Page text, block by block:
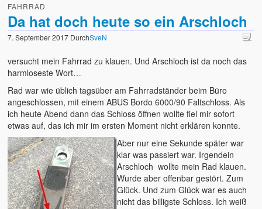
2020 – Deutschland
2019 – Island
2017 – Holland
2017 – London
2016 – Deutschland
2015 – Deutschland
2014 – Frankreich
2012 – Dänemark
2011 – Australien
FAHRRAD
Da hat doch heute so ein Arschloch
7. September 2017 DurchSveN
versucht mein Fahrrad zu klauen. Und Arschloch ist da noch das
harmloseste Wort…
Rad war wie üblich tagsüber am Fahrradständer beim Büro
angeschlossen, mit einem ABUS Bordo 6000/90 Faltschloss. Als
ich heute Abend dann das Schloss öffnen wollte fiel mir sofort
etwas auf, das ich mir im ersten Moment nicht erklären konnte.
Aber nur eine Sekunde später war
klar was passiert war. Irgendein
Arschloch wollte mein Rad klauen.
Wurde aber offenbar gestört. Zum
Glück. Und zum Glück war es auch
nicht das billigste Schloss. Ich weiß